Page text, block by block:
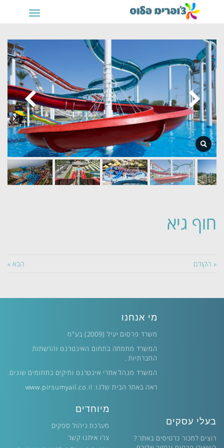
תפריט
חוף גיא
« הקודם הבא »
מי אנחנו
משרד פרסום יעיל (2009) בע"מ
המשרד מתמחה בתחום האינטרנט והרשתות
החברתיות .
המשרד מנהל אתרי אינטרנט ותיקים בתחומים שונים.
ראה באתר הבית שלנו: www.pirsumyail.co.il
בעלי עסקים
רוצים למכור כרטיסים באתר ?
מיוחדים
מערכת ניהול ספקים
צרו איתנו קשר